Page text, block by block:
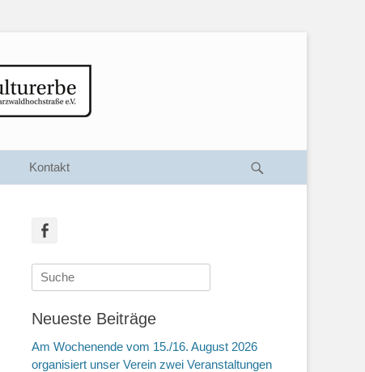
Kontakt
Suche
nach:
Neueste Beiträge
Am Wochenende vom 15./16. August 2026
organisiert unser Verein zwei Veranstaltungen